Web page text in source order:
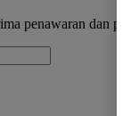
penawaran dan